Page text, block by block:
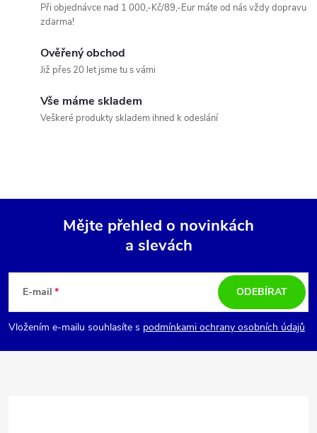
ý
u
Při objednávce nad 1 000,-Kč/89,-Eur máte od nás vždy dopravu
zdarma!
Ověřený obchod
Již přes 20 let jsme tu s vámi
Vše máme skladem
Veškeré produkty skladem ihned k odeslání
p
a
Mějte přehled o novinkách
a slevách
E-mail
Vložením e-mailu souhlasíte s podmínkami ochrany osobních údajů
ODEBÍRAT